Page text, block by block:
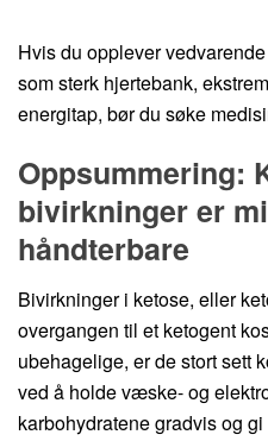
Hvis du opplever
som sterk hjertebank,
energitap, bør du søke
Oppsummering:
bivirkninger er
håndterbare
Bivirkninger i ketose, eller
overgangen til et ketogent
ubehagelige, er de stort sett
ved å holde væske- og
karbohydratene gradvis og